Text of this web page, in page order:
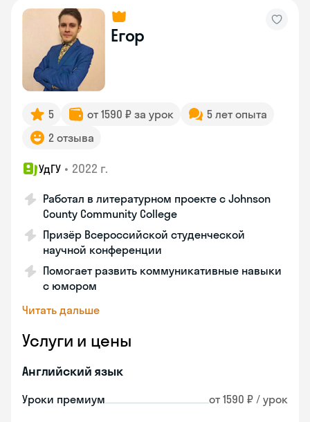
Егор
5 от 1590 ₽ за урок
5 лет опыта
2 отзыва
УдГУ • 2022 г.
Работал в литературном проекте с Johnson
County Community College
Призёр Всероссийской студенческой
научной конференции
Помогает развить коммуникативные навыки
с юмором
Читать дальше
Услуги и цены
Английский язык
Уроки премиум от 1590 ₽ / урок